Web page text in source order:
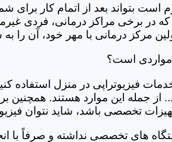
است بتواند بعد از اتمام کار
در برخی مراکز درمانی، فردی
مرکز درمانی با مهر خود، آن را
مواردی است؟
فیزیوتراپی در منزل استفاده
این موارد هستند. همچنین
تخصصی باشد، شاید نتوان
های تخصصی نداشته و صرفاً با